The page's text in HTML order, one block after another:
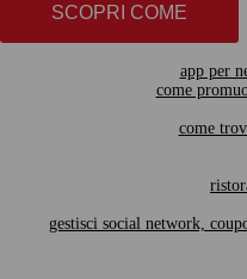
SCOPRI COME
app per
come
come
gestisci social network,